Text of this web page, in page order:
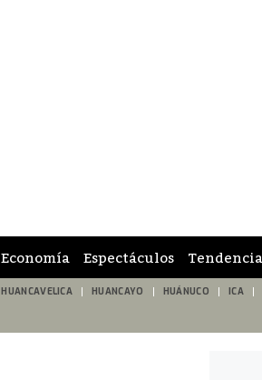
Economía Espectáculos Tendencia
HUANCAVELICA HUANCAYO HUÁNUCO ICA